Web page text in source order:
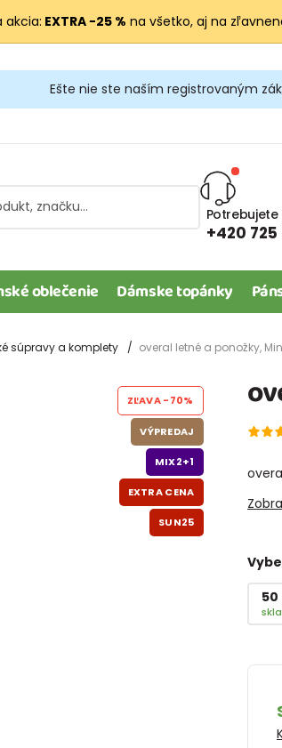
akcia: EXTRA −25 % na všetko, aj na
Ešte nie ste naším registrovaným
+420 725
oblečenie Dámske topánky
súpravy a komplety overal letné a ponožky,
50
ZĽAVA-70%
VÝPREDAJ
MIX2+1
EXTRA CENA
SUN25